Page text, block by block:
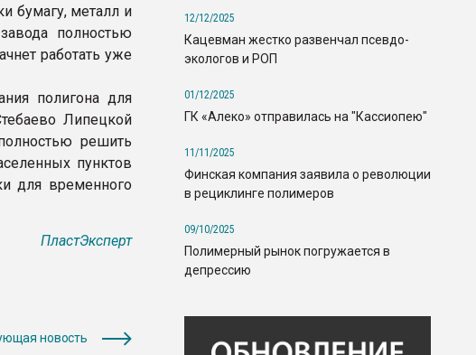
бумагу, металл и
полностью
работать уже
полигона для
Липецкой
решить
пунктов
для временного
ПластЭксперт
новость
12/12/2025
Кацевман жестко развенчал псевдо-
экологов и РОП
01/12/2025
ГК «Алеко» отправилась на "Кассиопею"
11/11/2025
Финская компания заявила о революции
в рециклинге полимеров
09/10/2025
Полимерный рынок погружается в
депрессию